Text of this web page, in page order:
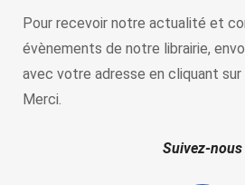
Pour recevoir notre actualité et
évènements de notre librairie,
avec votre adresse en cliquant sur
Merci.
Suivez-nous